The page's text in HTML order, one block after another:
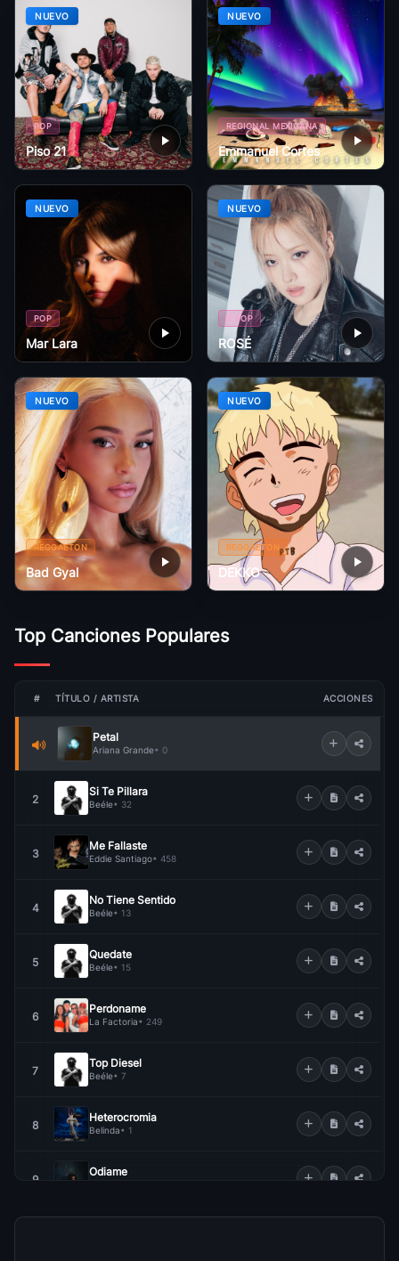
NUEVO
POP
Piso 21
NUEVO
REGIONAL MEXICANA
Emmanuel Cortes
NUEVO
POP
Mar Lara
NUEVO
K POP
ROSÉ
NUEVO
REGGAETON
Bad Gyal
NUEVO
REGGAETON
DEKKO
Top Canciones Populares
# TÍTULO / ARTISTA ACCIONES
Petal
Ariana Grande• 0
2
Si Te Pillara
Beéle• 32
3
Me Fallaste
Eddie Santiago• 458
4
No Tiene Sentido
Beéle• 13
5
Quedate
Beéle• 15
6
Perdoname
La Factoria• 249
7
Top Diesel
Beéle• 7
8
Heterocromia
Belinda• 1
9
Odiame